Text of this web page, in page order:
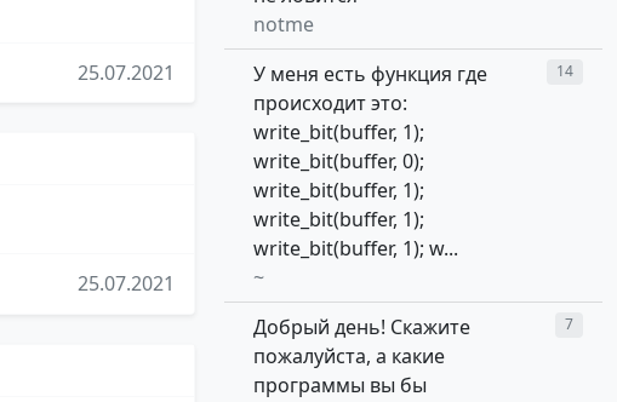
25.07.2021
25.07.2021
notme
У меня есть функция где
происходит это:
write_bit(buffer, 1);
write_bit(buffer, 0);
write_bit(buffer, 1);
write_bit(buffer, 1);
write_bit(buffer, 1); w...
~
14
Добрый день! Скажите
пожалуйста, а какие
программы вы бы
7